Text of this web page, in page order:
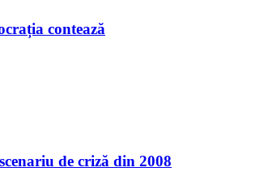
contează
de criză din 2008